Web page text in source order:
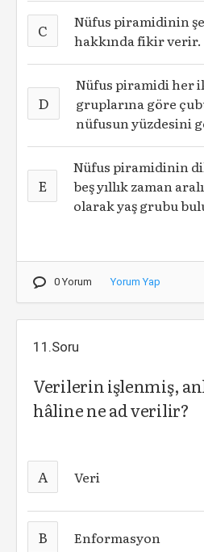
C
Nüfus piramidinin
hakkında fikir verir.
D
Nüfus piramidi her
gruplarına göre
nüfusun yüzdesini
E
Nüfus piramidinin
beş yıllık zaman
olarak yaş grubu
0 Yorum Yorum Yap
11.Soru
Verilerin işlenmiş,
hâline ne ad verilir?
A Veri
B Enformasyon